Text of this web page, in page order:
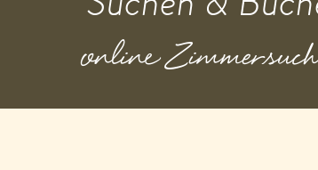
online